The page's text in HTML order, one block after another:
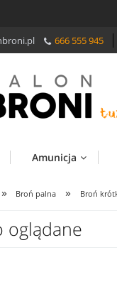
666 555 945
Amunicja
» Broń palna » Broń
oglądane